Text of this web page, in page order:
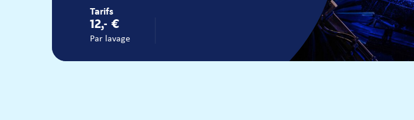
Tarifs
12,- €
Par lavage